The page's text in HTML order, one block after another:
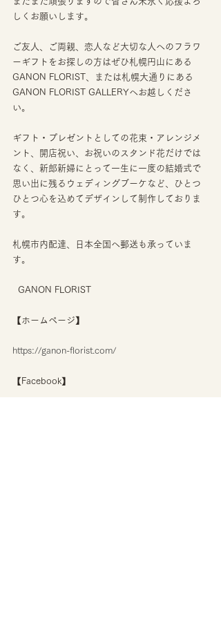
しくお願いします。
ご友人、ご両親、恋人など大切な人へのフラワ
ーギフトをお探しの方はぜひ札幌円山にある
GANON FLORIST、または札幌大通りにある
GANON FLORIST GALLERYへお越しくださ
い。
ギフト・プレゼントとしての花束・アレンジメ
ント、開店祝い、お祝いのスタンド花だけでは
なく、新郎新婦にとって一生に一度の結婚式で
思い出に残るウェディングブーケなど、ひとつ
ひとつ心を込めてデザインして制作しておりま
す。
札幌市内配達、日本全国へ郵送も承っていま
す。
  GANON FLORIST
【ホームページ】
https://ganon-florist.com/
【Facebook】